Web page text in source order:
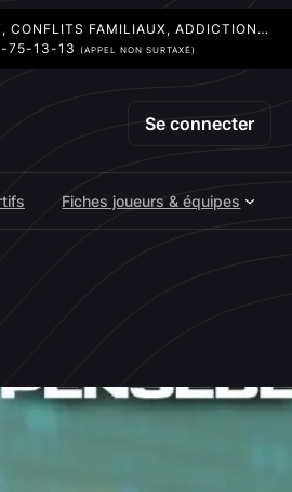
CONFLITS FAMILIAUX, ADDICTION…
75-13-13 (APPEL NON SURTAXÉ)
Se connecter
Fiches joueurs & équipes